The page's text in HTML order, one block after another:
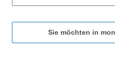
Sie möchten in